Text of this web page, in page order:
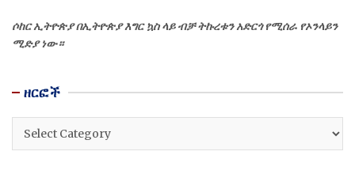
ሶከር ኢትዮጵያ በኢትዮጵያ እግር ኳስ ላይ ብቻ ትኩረቱን አድርጎ የሚሰራ የኦንላይን
ሚድያ ነው።
ዘርፎች
ዘርፎች